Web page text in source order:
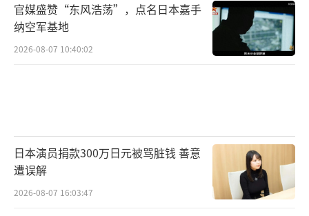
官媒盛赞“东风浩荡”，点名日本嘉手
纳空军基地
2026-08-07 10:40:02
日本演员捐款300万日元被骂脏钱 善意
遭误解
2026-08-07 16:03:47